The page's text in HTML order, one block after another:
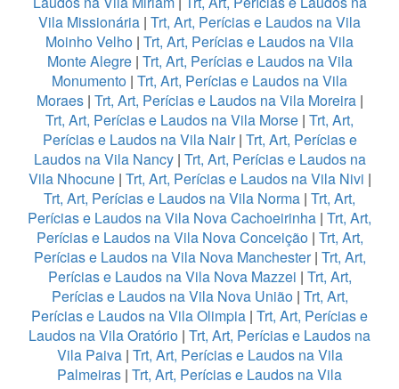
Vila Missionária | Trt, Art, Perícias e Laudos na Vila
Moinho Velho | Trt, Art, Perícias e Laudos na Vila
Monte Alegre| Trt, Art, Perícias e Laudos na Vila
Monumento | Trt, Art, Perícias e Laudos na Vila
Moraes| Trt, Art, Perícias e Laudos na Vila Moreira|
Trt, Art, Perícias e Laudos na Vila Morse | Trt, Art,
Perícias e Laudos na Vila Nair| Trt, Art, Perícias e
Laudos na Vila Nancy| Trt, Art, Perícias e Laudos na
Vila Nhocune| Trt, Art, Perícias e Laudos na Vila Nivi |
Trt, Art, Perícias e Laudos na Vila Norma | Trt, Art,
Perícias e Laudos na Vila Nova Cachoeirinha | Trt, Art,
Perícias e Laudos na Vila Nova Conceição| Trt, Art,
Perícias e Laudos na Vila Nova Manchester| Trt, Art,
Perícias e Laudos na Vila Nova Mazzei | Trt, Art,
Perícias e Laudos na Vila Nova União| Trt, Art,
Perícias e Laudos na Vila Olimpia | Trt, Art, Perícias e
Laudos na Vila Oratório | Trt, Art, Perícias e Laudos na
Vila Paiva| Trt, Art, Perícias e Laudos na Vila
Palmeiras | Trt, Art, Perícias e Laudos na Vila